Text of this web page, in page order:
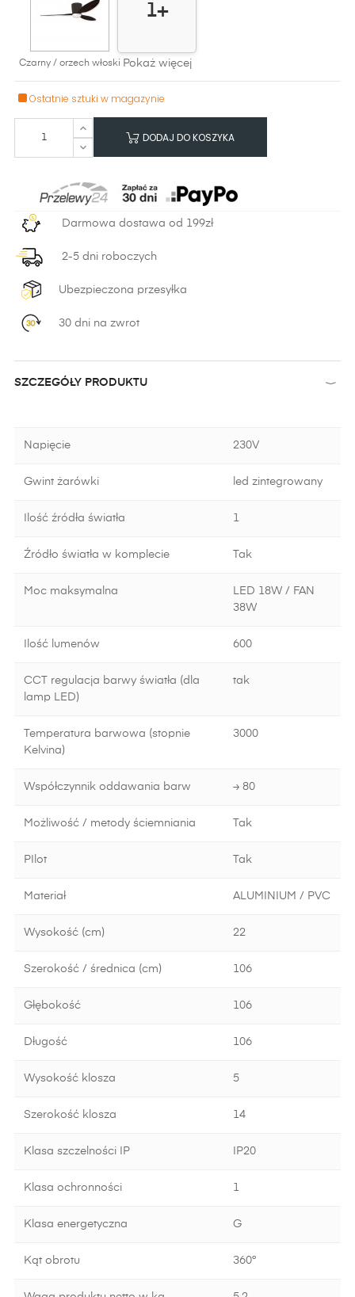
Czarny / orzech włoski
1+
Pokaż więcej
Ostatnie sztuki w magazynie
DODAJ DO KOSZYKA
Darmowa dostawa od 199zł
2-5 dni roboczych
Ubezpieczona przesyłka
30 dni na zwrot
SZCZEGÓŁY PRODUKTU
Napięcie 230V
Gwint żarówki led zintegrowany
Ilość źródła światła 1
Źródło światła w komplecie Tak
Moc maksymalna
LED 18W / FAN
38W
Ilość lumenów 600
CCT regulacja barwy światła (dla
lamp LED)
tak
Temperatura barwowa (stopnie
Kelvina)
3000
Współczynnik oddawania barw ≥ 80
Możliwość / metody ściemniania Tak
PIlot Tak
Materiał ALUMINIUM / PVC
Wysokość (cm) 22
Szerokość / średnica (cm) 106
Głębokość 106
Długość 106
Wysokość klosza 5
Szerokość klosza 14
Klasa szczelności IP IP20
Klasa ochronności 1
Klasa energetyczna G
Kąt obrotu 360°